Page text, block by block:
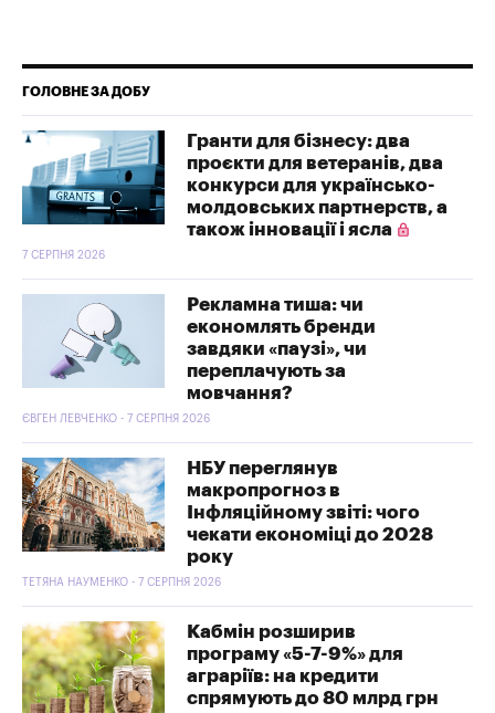
ГОЛОВНЕ ЗА ДОБУ
Гранти для бізнесу: два
проєкти для ветеранів, два
конкурси для українсько-
молдовських партнерств, а
також інновації і ясла
7 СЕРПНЯ 2026
Рекламна тиша: чи
економлять бренди
завдяки «паузі», чи
переплачують за
мовчання?
ЄВГЕН ЛЕВЧЕНКО - 7 СЕРПНЯ 2026
НБУ переглянув
макропрогноз в
Інфляційному звіті: чого
чекати економіці до 2028
року
ТЕТЯНА НАУМЕНКО - 7 СЕРПНЯ 2026
Кабмін розширив
програму «5-7-9%» для
аграріїв: на кредити
спрямують до 80 млрд грн